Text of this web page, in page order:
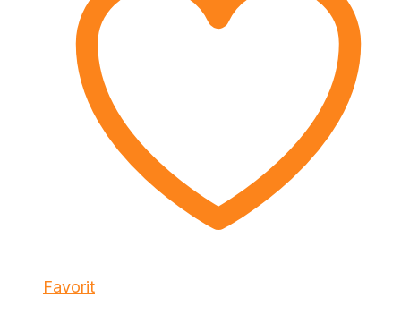
Favorit